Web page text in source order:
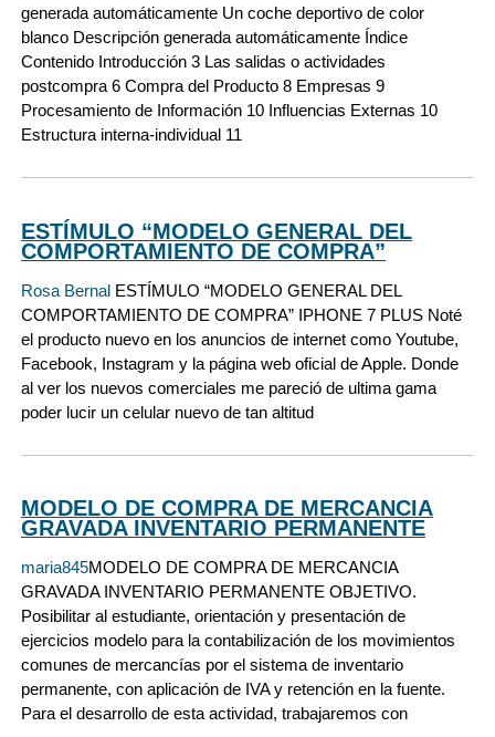
generada automáticamente Un coche deportivo de color
blanco Descripción generada automáticamente Índice
Contenido Introducción 3 Las salidas o actividades
postcompra 6 Compra del Producto 8 Empresas 9
Procesamiento de Información 10 Influencias Externas 10
Estructura interna-individual 11
ESTÍMULO “MODELO GENERAL DEL
COMPORTAMIENTO DE COMPRA”
Rosa Bernal ESTÍMULO “MODELO GENERAL DEL
COMPORTAMIENTO DE COMPRA” IPHONE 7 PLUS Noté
el producto nuevo en los anuncios de internet como Youtube,
Facebook, Instagram y la página web oficial de Apple. Donde
al ver los nuevos comerciales me pareció de ultima gama
poder lucir un celular nuevo de tan altitud
MODELO DE COMPRA DE MERCANCIA
GRAVADA INVENTARIO PERMANENTE
maria845MODELO DE COMPRA DE MERCANCIA
GRAVADA INVENTARIO PERMANENTE OBJETIVO.
Posibilitar al estudiante, orientación y presentación de
ejercicios modelo para la contabilización de los movimientos
comunes de mercancías por el sistema de inventario
permanente, con aplicación de IVA y retención en la fuente.
Para el desarrollo de esta actividad, trabajaremos con